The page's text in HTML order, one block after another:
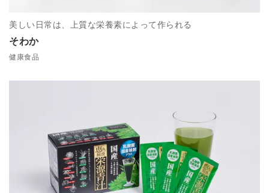
そわか
美しい日常は、上質な栄養素によって作られる
健康食品